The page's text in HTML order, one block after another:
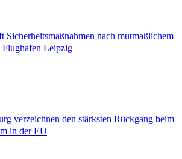
Sicherheitsmaßnahmen nach mutmaßlichem
Leipzig
verzeichnen den stärksten Rückgang beim
in der EU